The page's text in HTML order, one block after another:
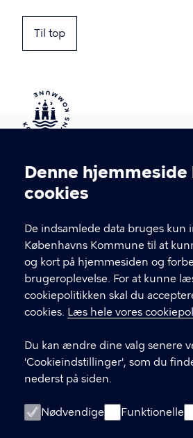
Denne
cookies
De indsamlede data bruges kun
Københavns Kommune til at
og kort på hjemmesiden og
brugeroplevelse. For at kunne
cookiepolitikken skal du
cookies. Læs hele vores
Du kan ændre dine valg senere
'Cookieindstillinger', som du
nederst på siden.
Nødvendige Funktionelle
Til top
Kontakt Københavns
T
fFind andre kontakter her
CVR-nummer64942212
GENVEJE
Digital Post
Databeskyttelse
Tilgængelighedserklæring